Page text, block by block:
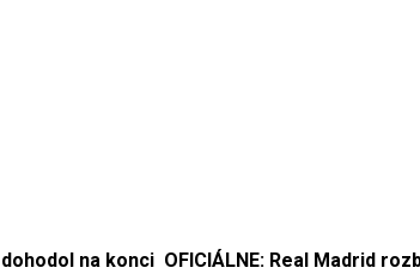
na konci OFICIÁLNE: Real Madrid